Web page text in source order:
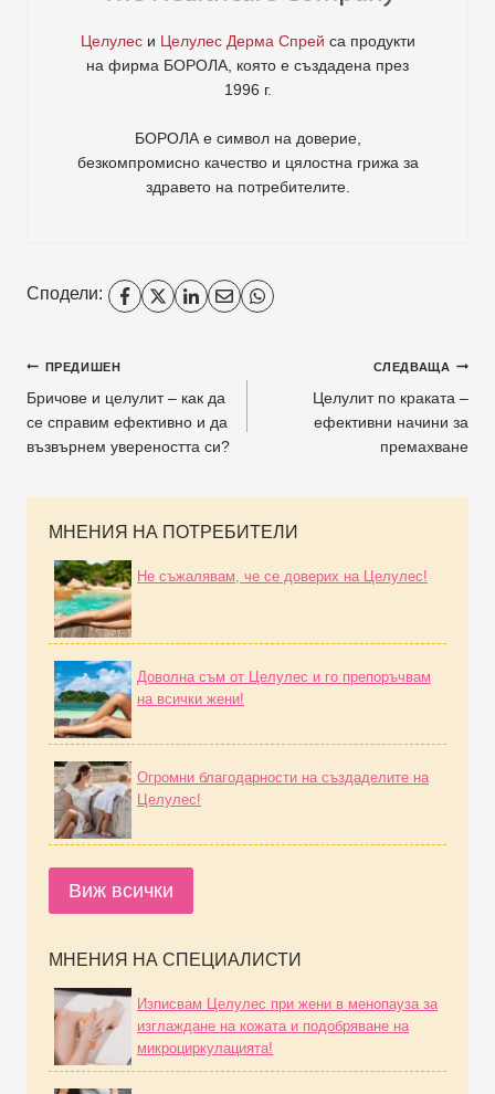
Целулеси Целулес Дерма Спрей са продукти
на фирма БОРОЛА , която е създадена през
1996 г.
БОРОЛА е символ на доверие,
безкомпромисно качество и цялостна грижа за
здравето на потребителите.
Сподели:
ПРЕДИШЕН
Бричове и целулит – как да
се справим ефективно и да
възвърнем увереността си?
СЛЕДВАЩА
Целулит по краката –
ефективни начини за
премахване
МНЕНИЯ НА ПОТРЕБИТЕЛИ
Не съжалявам, че се доверих на Целулес!
Доволна съм от Целулес и го препоръчвам
на всички жени!
Огромни благодарности на създаделите на
Целулес!
Виж всички
МНЕНИЯ НА СПЕЦИАЛИСТИ
Изписвам Целулес при жени в менопауза за
изглаждане на кожата и подобряване на
микроциркулацията!